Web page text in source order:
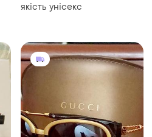
якість унісекс